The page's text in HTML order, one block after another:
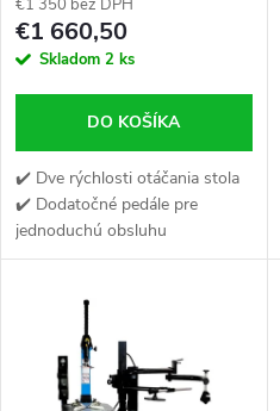
r
d
u
r
o
d
u
k
€1 660,50
Skladom 2 ks
DO KOŠÍKA
✔️ Dve rýchlosti otáčania stola
✔️ Dodatočné pedále pre
jednoduchú obsluhu
✔️Robustná konštrukcia s
ramenom